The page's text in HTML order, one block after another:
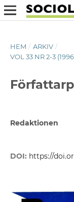
HEM / ARKIV /
VOL 33 NR 2-3
Redaktionen
DOI: https://